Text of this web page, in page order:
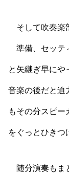
そして吹奏楽
準備、セッテ
と矢継ぎ早にや
音楽の後だと迫
もその分スピ
をぐっとひきつ
随分演奏もま